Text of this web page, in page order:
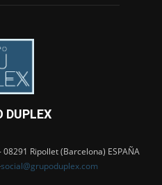
DUPLEX
Ripollet (Barcelona) ESPAÑA
social@grupoduplex.com